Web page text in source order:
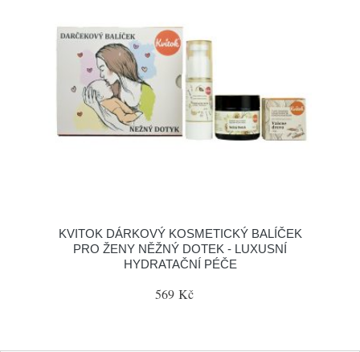
KVITOK DÁRKOVÝ KOSMETICKÝ BALÍČEK
PRO ŽENY NĚŽNÝ DOTEK - LUXUSNÍ
HYDRATAČNÍ PÉČE
569 Kč